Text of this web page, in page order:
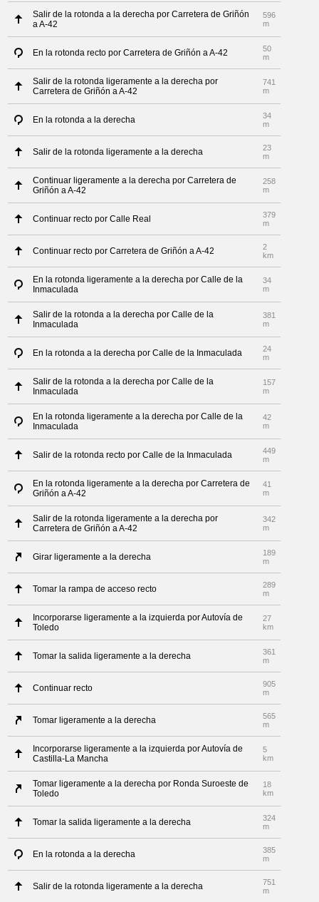
Salir de la rotonda a la derecha por Carretera de Griñón
a A-42
596
m
En la rotonda recto por Carretera de Griñón a A-42
50
m
Salir de la rotonda ligeramente a la derecha por
Carretera de Griñón a A-42
741
m
En la rotonda a la derecha
34
m
Salir de la rotonda ligeramente a la derecha
23
m
Continuar ligeramente a la derecha por Carretera de
Griñón a A-42
258
m
Continuar recto por Calle Real
379
m
Continuar recto por Carretera de Griñón a A-42
2
km
En la rotonda ligeramente a la derecha por Calle de la
Inmaculada
34
m
Salir de la rotonda a la derecha por Calle de la
Inmaculada
381
m
En la rotonda a la derecha por Calle de la Inmaculada
24
m
Salir de la rotonda a la derecha por Calle de la
Inmaculada
157
m
En la rotonda ligeramente a la derecha por Calle de la
Inmaculada
42
m
Salir de la rotonda recto por Calle de la Inmaculada
449
m
En la rotonda ligeramente a la derecha por Carretera de
Griñón a A-42
41
m
Salir de la rotonda ligeramente a la derecha por
Carretera de Griñón a A-42
342
m
Girar ligeramente a la derecha
189
m
Tomar la rampa de acceso recto
289
m
Incorporarse ligeramente a la izquierda por Autovía de
Toledo
27
km
Tomar la salida ligeramente a la derecha
361
m
Continuar recto
905
m
Tomar ligeramente a la derecha
565
m
Incorporarse ligeramente a la izquierda por Autovía de
Castilla-La Mancha
5
km
Tomar ligeramente a la derecha por Ronda Suroeste de
Toledo
18
km
Tomar la salida ligeramente a la derecha
324
m
En la rotonda a la derecha
385
m
Salir de la rotonda ligeramente a la derecha
751
m